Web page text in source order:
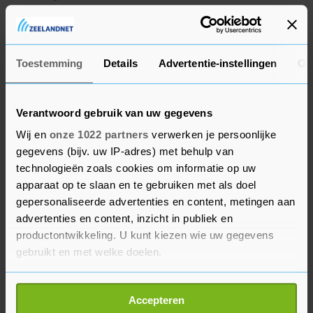
Toestemming Details Advertentie-instellingen
Verantwoord gebruik van uw gegevens
Wij en onze 1022 partners verwerken je persoonlijke
gegevens (bijv. uw IP-adres) met behulp van
technologieën zoals cookies om informatie op uw
apparaat op te slaan en te gebruiken met als doel
gepersonaliseerde advertenties en content, metingen aan
advertenties en content, inzicht in publiek en
productontwikkeling. U kunt kiezen wie uw gegevens
gebruikt en met welke doelen.
Als u het toestaat, willen we ook graag:
Informatie verzamelen over uw geografische
Accepteren
onderhoud door gemeenten blijft daarom een
aandachtspunt."
In het plan pleit de alliantie daarom bijvoorbeeld
voor het zoveel mogelijk spreiden van mobiliteit
door flexibele werk- en openingstijden voor
winkels, kantoren en scholen. Ook moet het
makkelijker worden gemaakt om
vervoermiddelen te combineren. Om het aantal
verkeersongevallen te laten afnemen, kunnen
gemeenten de infrastructuur zoveel mogelijk
slim aanpassen aan het gebruik van de ruimte,
zodat de inrichting van de weg veilig gedrag
stimuleert, aldus de alliantie. Bij de bouw van
nieuwe woningen moeten gemeenten daarbij
eerst in kaart brengen hoe het auto- en